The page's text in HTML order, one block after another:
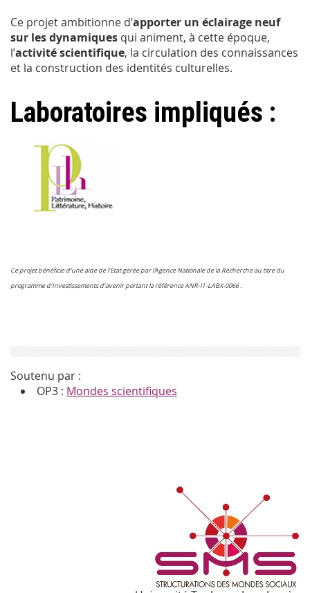
Ce projet ambitionne d’apporter un éclairage neuf
sur les dynamiques qui animent, à cette époque,
l’activité scientifique, la circulation des connaissances
et la construction des identités culturelles.
Laboratoires impliqués :
Ce projet bénéficie d'une aide de l’Etat gérée par l'Agence Nationale de la Recherche au titre du
programme d’Investissements d’avenir portant la référence ANR-l l -LABX-0066 .
Soutenu par :
OP3 : Mondes scientifiques